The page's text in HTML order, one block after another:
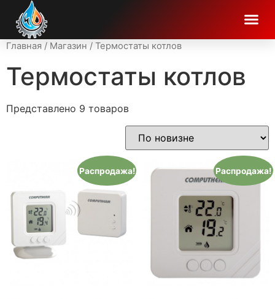
Главная / Магазин / Термостаты котлов
Термостаты котлов
Представлено 9 товаров
Распродажа! Распродажа!